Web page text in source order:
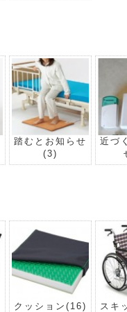
踏むとお知らせ
(3)
近づ
クッション (16)
スキ